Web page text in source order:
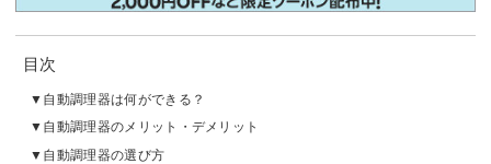
目次
自動調理器は何ができる？
自動調理器のメリット・デメリット
自動調理器の選び方